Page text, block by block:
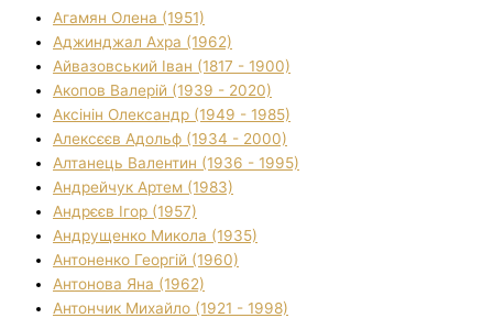
Агамян Олена (1951)
Аджинджал Ахра (1962)
Айвазовський Іван (1817 - 1900)
Акопов Валерій (1939 - 2020)
Аксінін Олександр (1949 - 1985)
Алексєєв Адольф (1934 - 2000)
Алтанець Валентин (1936 - 1995)
Андрейчук Артем (1983)
Андрєєв Ігор (1957)
Андрущенко Микола (1935)
Антоненко Георгій (1960)
Антонова Яна (1962)
Антончик Михайло (1921 - 1998)